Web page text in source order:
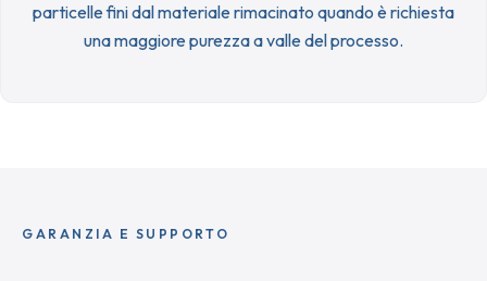
particelle fini dal materiale rimacinato quando è richiesta
una maggiore purezza a valle del processo.
GARANZIA E SUPPORTO